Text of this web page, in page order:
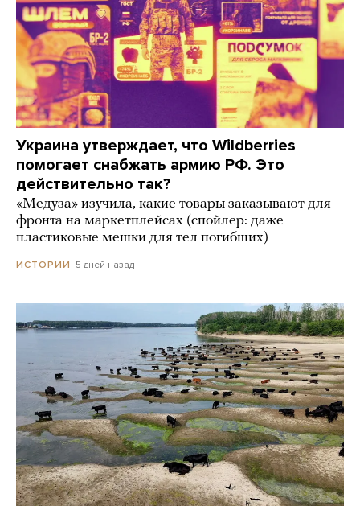
Украина утверждает, что Wildberries
помогает снабжать армию РФ. Это
действительно так?
«Медуза» изучила, какие товары заказывают для
фронта на маркетплейсах (спойлер: даже
пластиковые мешки для тел погибших)
ИСТОРИИ 5 дней назад